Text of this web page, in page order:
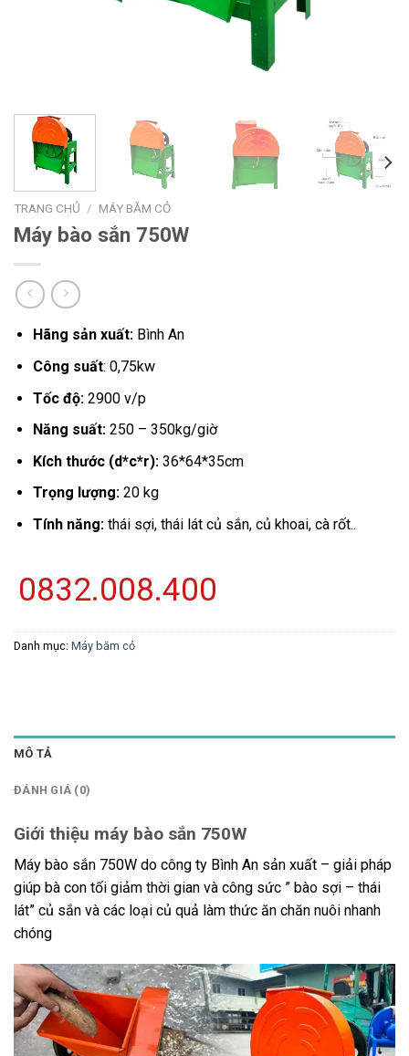
TRANG CHỦ / MÁY BĂM CỎ
Máy bào sắn 750W
Hãng sản xuất:Bình An
Công suất: 0,75kw
Tốc độ:2900 v/p
Năng suất:250 – 350kg/giờ
Kích thước (d*c*r):36*64*35cm
Trọng lượng:20 kg
Tính năng:thái sợi, thái lát củ sắn, củ khoai, cà rốt..
0832.008.400
Danh mục: Máy băm cỏ
MÔ TẢ
ĐÁNH GIÁ (0)
Giới thiệu máy bào sắn 750W
Máy bào sắn 750W do công ty Bình An sản xuất – giải pháp
giúp bà con tối giảm thời gian và công sức ” bào sợi – thái
lát” củ sắn và các loại củ quả làm thức ăn chăn nuôi nhanh
chóng